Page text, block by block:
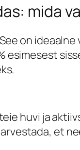
mida
on
esimesest
huvi ja
et